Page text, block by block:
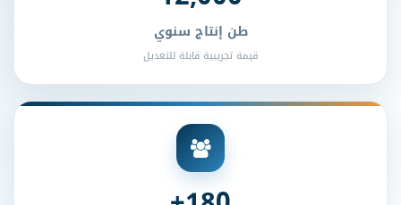
طن إنتاج سنوي
قيمة تجريبية قابلة للتعديل